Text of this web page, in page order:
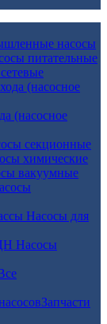
насосы
питательные
(насосное
секционные
химические
вакуумные
Насосы для
Насосы
Запчасти